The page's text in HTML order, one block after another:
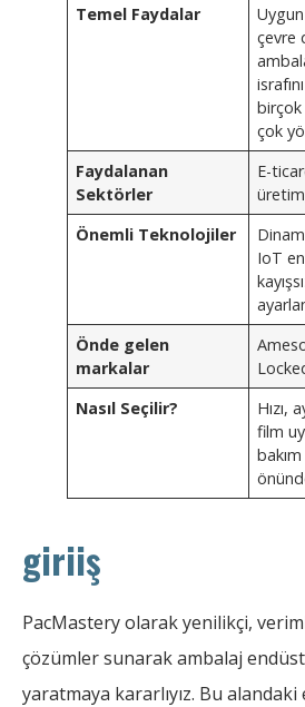
Temel Faydalar
çevre
çok
Faydalanan
Sektörler
E-
Önemli Teknolojiler
IoT
Önde gelen
markalar
Nasıl Seçilir?
Hızı,
film
bakım
giriiş
PacMastery olarak yenilikçi,
çözümler sunarak ambalaj
yaratmaya kararlıyız. Bu